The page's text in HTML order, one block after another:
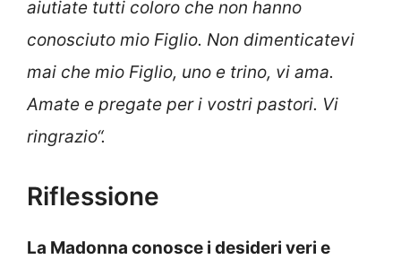
aiutiate tutti coloro che non hanno
conosciuto mio Figlio. Non dimenticatevi
mai che mio Figlio, uno e trino, vi ama.
Amate e pregate per i vostri pastori. Vi
ringrazio“.
Riflessione
La Madonna conosce i desideri veri e